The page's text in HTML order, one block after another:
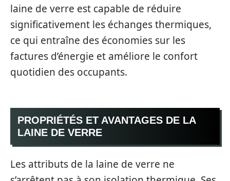
laine de verre est capable de réduire
significativement les échanges thermiques,
ce qui entraîne des économies sur les
factures d’énergie et améliore le confort
quotidien des occupants.
PROPRIÉTÉS ET AVANTAGES DE LA
LAINE DE VERRE
Les attributs de la laine de verre ne